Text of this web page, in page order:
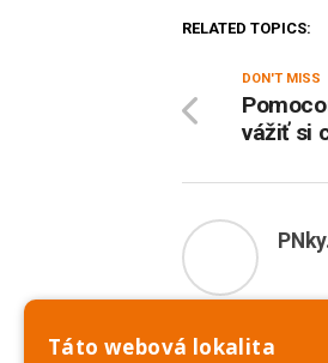
RELATED TOPICS:
DON'T MISS
vážiť si
Táto webová lokalita